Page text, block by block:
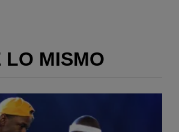
LO MISMO